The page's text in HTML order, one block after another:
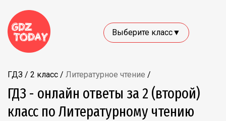
Выберите класс▼
ГДЗ / 2 класс / Литературное чтение /
ГДЗ - онлайн ответы за 2 (второй)
класс по Литературному чтению